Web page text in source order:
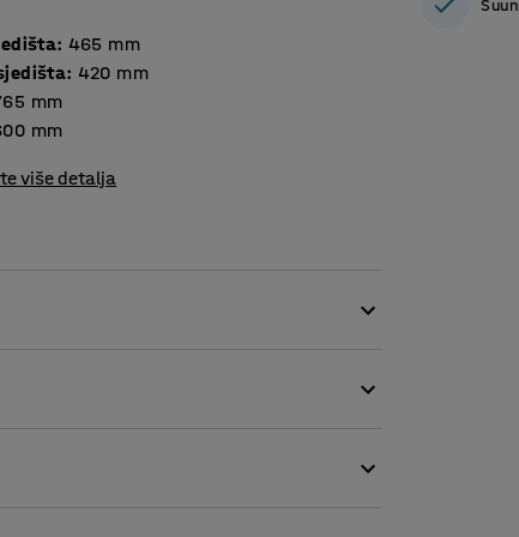
: 465 mm
: 420 mm
mm
mm
više detalja
da nekoliko ljudi može sjediti zajedno.
držači omogućuju pričvršćivanje okvira